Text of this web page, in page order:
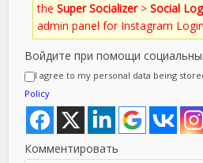
theSuper Socializer>Social
admin panel for Instagram
Войдите при помощи
I agree to my personal data being
Policy
Комментировать